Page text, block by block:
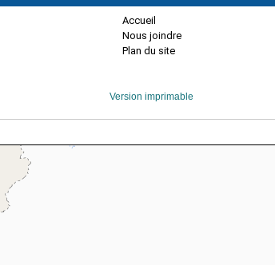
Accueil
Nous joindre
Plan du site
Version imprimable